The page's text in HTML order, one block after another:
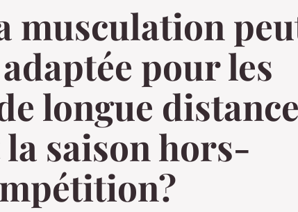
musculation
pour les
longue distance
saison hors-